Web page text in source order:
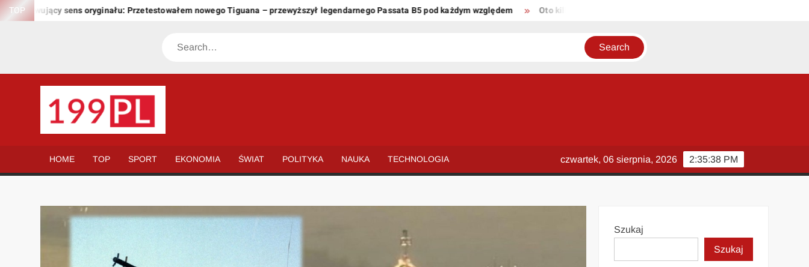
Skip
TOP sens oryginału: Przetestowałem nowego Tiguana – przewyższył legendarnego Passata B5 pod każdym względem Oto kilka propozycji unikalnych tytułów zachowujących sens oryginału:
Search
świat
HOME TOP SPORT EKONOMIA ŚWIAT POLITYKA NAUKA TECHNOLOGIA 2:35:39 PM
czwartek, 06 sierpnia, 2026
Szukaj
Szukaj